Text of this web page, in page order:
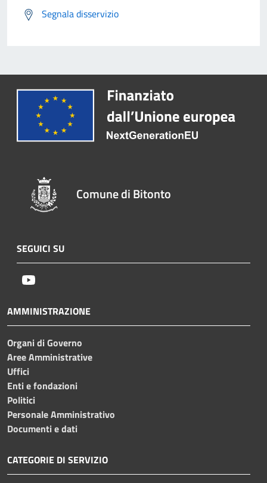
Segnala disservizio
Comune di Bitonto
SEGUICI SU
AMMINISTRAZIONE
Organi di Governo
Aree Amministrative
Uffici
Enti e fondazioni
Politici
Personale Amministrativo
Documenti e dati
CATEGORIE DI SERVIZIO